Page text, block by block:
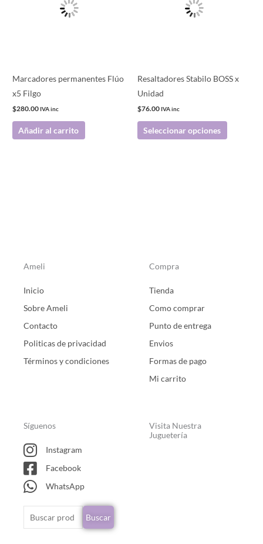
Marcadores permanentes Flúo
x5 Filgo
$280.00 IVA inc
Añadir al carrito
Resaltadores Stabilo BOSS x
Unidad
$76.00 IVA inc
Seleccionar opciones
pueden
la
Ameli
Inicio
Sobre Ameli
Contacto
Politicas de privacidad
Términos y condiciones
Compra
Tienda
Como comprar
Punto de entrega
Envios
Formas de pago
Mi carrito
Síguenos
Instagram
Facebook
WhatsApp
Buscar
por:
Buscar
Visita Nuestra
Juguetería